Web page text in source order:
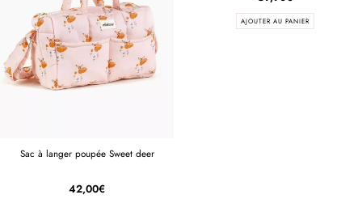
Sac à langer poupée Sweet deer
42,00€
AJOUTER AU PANIER